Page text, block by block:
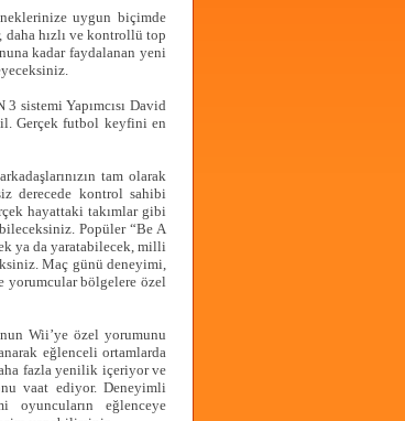
uygun biçimde
hızlı ve kontrollü top
kadar faydalanan yeni
sistemi Yapımcısı David
Gerçek futbol keyfini en
tam olarak
derecede kontrol sahibi
hayattaki takımlar gibi
Popüler “Be A
ya da yaratabilecek, milli
Maç günü deneyimi,
yorumcular bölgelere özel
Wii’ye özel yorumunu
eğlenceli ortamlarda
fazla yenilik içeriyor ve
vaat ediyor. Deneyimli
oyuncuların eğlenceye